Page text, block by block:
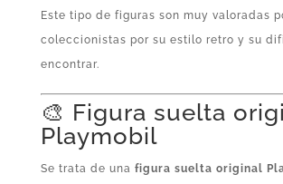
Este tipo de figuras son muy valoradas
coleccionistas por su estilo retro y su
encontrar.
🎨 Figura suelta
Playmobil
Se trata de una figura suelta original